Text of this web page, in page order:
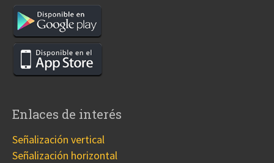
Enlaces de interés
Señalización vertical
Señalización horizontal